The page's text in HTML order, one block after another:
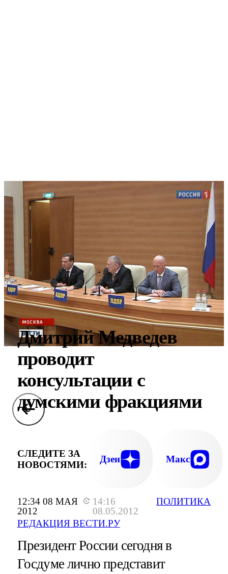
12:34 08 МАЯ
2012
14:16
08.05.2012
РЕДАКЦИЯ ВЕСТИ.РУ
ПОЛИТИКА
Дмитрий Медведев
проводит
консультации с
думскими фракциями
СЛЕДИТЕ ЗА
НОВОСТЯМИ:
Дзен Макс
Президент России сегодня в
Госдуме лично представит